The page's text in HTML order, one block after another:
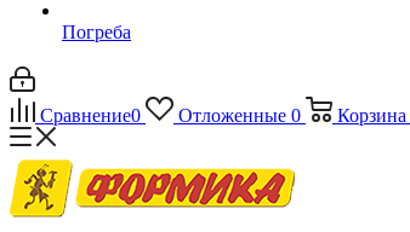
Погреба
Сравнение0 Отложенные 0 Корзина